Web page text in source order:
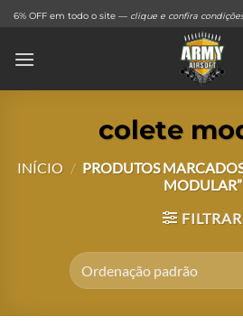
Skip
content
6% OFF em todo o site — clique e confira
colete
INÍCIO / PRODUTOS
MODULAR”
FILTRAR